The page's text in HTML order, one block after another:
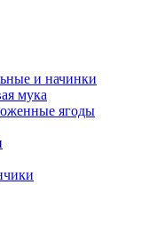
и начинки
мука
ягоды